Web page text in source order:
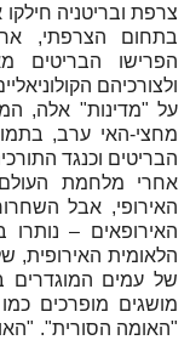
צרפת ובריטניה
בתחום הצרפתי,
הפרישו הבריטים
ולצורכיהם
על "מדינות" אלה,
מחצי-האי ערב,
הבריטים וכנגד
אחרי מלחמת העולם
האירופי, אבל
האירופאים – נותרו
הלאומית האירופית,
של עמים המוגדרים
מושגים מופרכים
"האומה הסורית".